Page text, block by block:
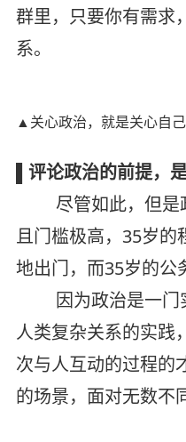
群里，只要你有需求
系。
▲关心政治，就是关心自
▌评论政治的前提，
尽管如此，但是
且门槛极高，35岁的
地出门，而35岁的公
因为政治是一门
人类复杂关系的实践
次与人互动的过程的
的场景，面对无数不